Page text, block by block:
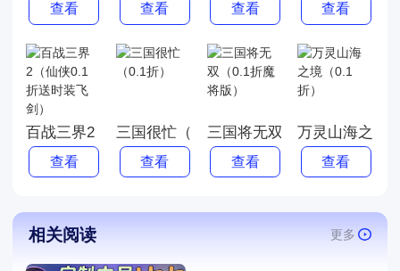
查看 查看 查看 查看
百战三界2（仙侠0.1折送时装飞剑）
查看
三国很忙（0.1折）
查看
三国将无双（0.1折魔将版）
查看
万灵山海之境
查看
相关阅读 更多